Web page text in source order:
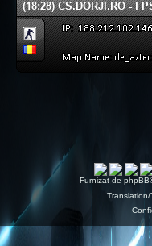
Furnizat de phpBB
Translation/